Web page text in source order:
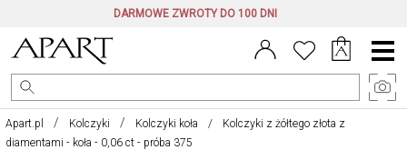
DARMOWE ZWROTY DO 100 DNI
Menu
główne
Apart.pl Kolczyki Kolczyki koła
Kolczyki z żółtego złota z
diamentami - koła - 0,06 ct - próba 375